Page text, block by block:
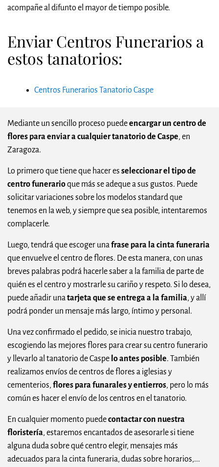
acompañe al difunto el mayor de tiempo posible.
Enviar Centros Funerarios a
estos tanatorios:
Centros Funerarios Tanatorio Caspe
Mediante un sencillo proceso puedeencargar un centro de
flores para enviar a cualquier tanatorio de Caspe, en
Zaragoza.
Lo primero que tiene que hacer es seleccionar el tipo de
centro funerarioque más se adeque a sus gustos. Puede
solicitar variaciones sobre los modelos standard que
tenemos en la web, y siempre que sea posible, intentaremos
complacerle.
Luego, tendrá que escoger unafrase para la cinta funeraria
que envuelve el centro de flores. De esta manera, con unas
breves palabras podrá hacerle saber a la familia de parte de
quién es el centro y mostrarle su cariño y respeto. Si lo desea,
puede añadir unatarjeta que se entrega a la familia, y allí
podrá ponder un mensaje más largo, íntimo y personal.
Una vez confirmado el pedido, se inicia nuestro trabajo,
escogiendo las mejores flores para crear su centro funerario
y llevarlo al tanatorio de Caspe lo antes posible. También
realizamos envíos de centros de flores a iglesias y
cementerios, flores para funarales y entierros, pero lo más
común es hacer el envío de los centros en el tanatorio.
En cualquier momento puedecontactar con nuestra
floristería, estaremos encantados de asesorarle si tiene
alguna duda sobre qué centro elegir, mensajes más
adecuados para la cinta funeraria, dudas sobre horarios,...